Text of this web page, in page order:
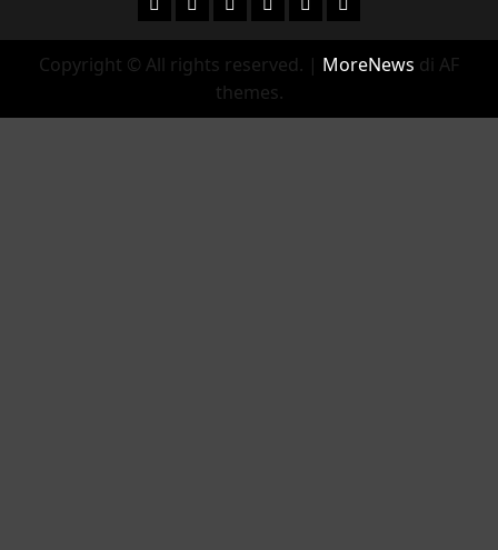
Copyright © All rights reserved. | MoreNews di AF
themes.